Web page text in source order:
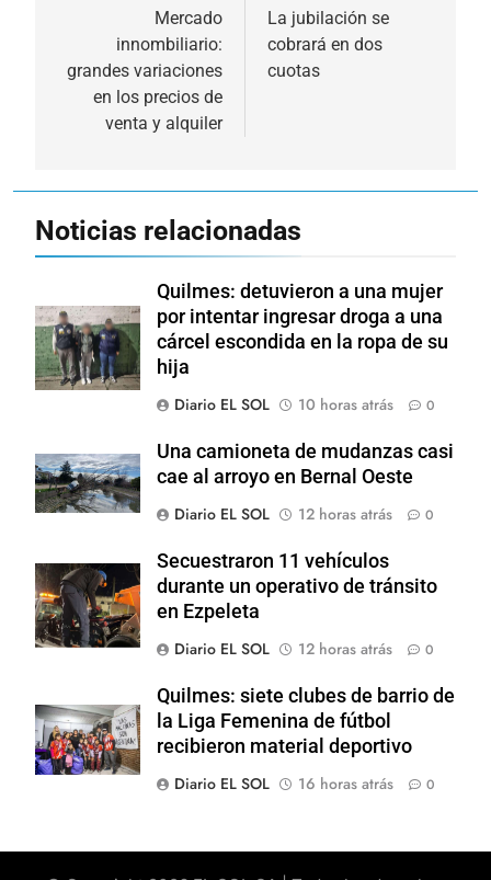
entradas
Mercado
innombiliario:
grandes variaciones
en los precios de
venta y alquiler
La jubilación se
cobrará en dos
cuotas
Noticias relacionadas
Quilmes: detuvieron a una mujer
por intentar ingresar droga a una
cárcel escondida en la ropa de su
hija
Diario EL SOL
10 horas atrás 0
Una camioneta de mudanzas casi
cae al arroyo en Bernal Oeste
Diario EL SOL
12 horas atrás 0
Secuestraron 11 vehículos
durante un operativo de tránsito
en Ezpeleta
Diario EL SOL
12 horas atrás 0
Quilmes: siete clubes de barrio de
la Liga Femenina de fútbol
recibieron material deportivo
Diario EL SOL
16 horas atrás 0